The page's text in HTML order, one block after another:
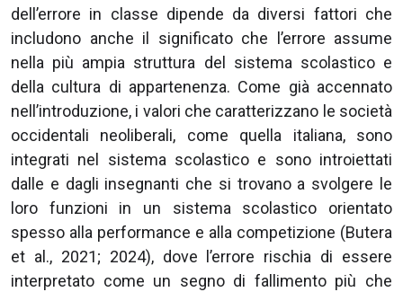
dell’errore in classe dipende da diversi fattori che
includono anche il significato che l’errore assume
nella più ampia struttura del sistema scolastico e
della cultura di appartenenza. Come già accennato
nell’introduzione, i valori che caratterizzano le società
occidentali neoliberali, come quella italiana, sono
integrati nel sistema scolastico e sono introiettati
dalle e dagli insegnanti che si trovano a svolgere le
loro funzioni in un sistema scolastico orientato
spesso alla performance e alla competizione (Butera
et al., 2021; 2024), dove l’errore rischia di essere
interpretato come un segno di fallimento più che